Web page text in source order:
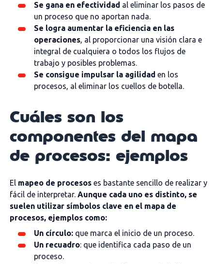
Se gana en efectividad al eliminar los pasos de
un proceso que no aportan nada.
Se logra aumentar la eficiencia en las
operaciones, al proporcionar una visión clara e
integral de cualquiera o todos los flujos de
trabajo y posibles problemas.
Se consigue impulsar la agilidad en los
procesos, al eliminar los cuellos de botella.
Cuáles son los
componentes del mapa
de procesos: ejemplos
El mapeo de procesos es bastante sencillo de realizar y
fácil de interpretar. Aunque cada uno es distinto, se
suelen utilizar símbolos clave en el mapa de
procesos, ejemplos como:
Un círculo: que marca el inicio de un proceso.
Un recuadro: que identifica cada paso de un
proceso.